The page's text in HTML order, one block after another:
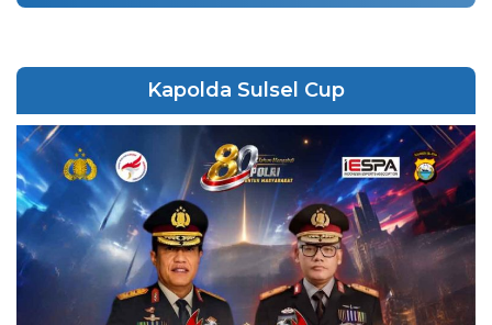
Kapolda Sulsel Cup